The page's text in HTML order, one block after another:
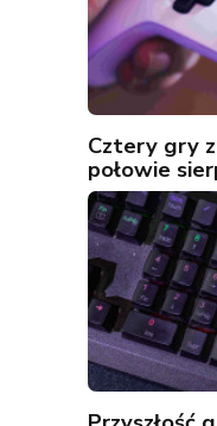
Cztery gry
połowie